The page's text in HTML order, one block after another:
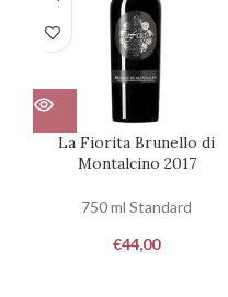
La Fiorita Brunello di
Montalcino 2017
750 ml Standard
€44,00